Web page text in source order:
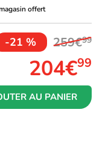
-21 % 259€99
204€99
AU PANIER